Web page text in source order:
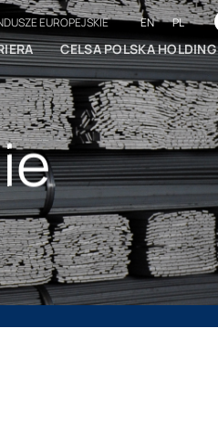
EUROPEJSKIE EN PL
CELSA POLSKA HOLDING